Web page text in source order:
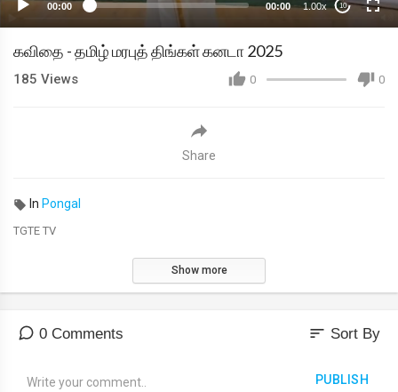
00:00 00:00 1.00x 10
கவிதை - தமிழ் மரபுத் திங்கள் கனடா 2025
0 0
185 Views
Share
In Pongal
⁣TGTE TV
Show more
0 Comments sort Sort By
PUBLISH